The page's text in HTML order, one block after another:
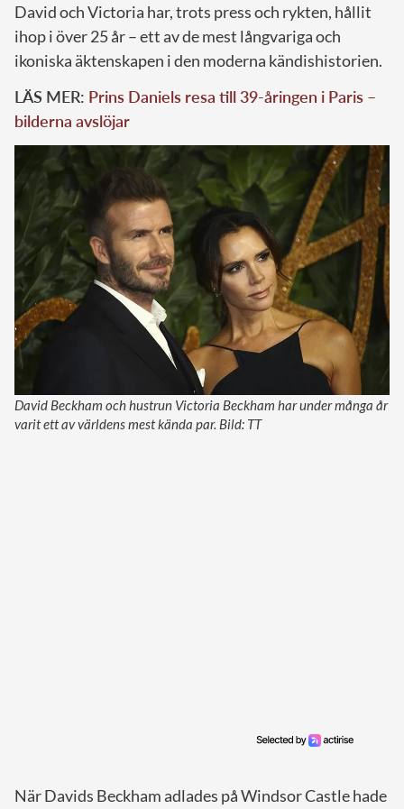
David och Victoria har, trots press och rykten, hållit
ihop i över 25 år – ett av de mest långvariga och
ikoniska äktenskapen i den moderna kändishistorien.
LÄS MER: Prins Daniels resa till 39-åringen i Paris –
bilderna avslöjar
David Beckham och hustrun Victoria Beckham har under många år
varit ett av världens mest kända par. Bild: TT
När Davids Beckham adlades på Windsor Castle hade